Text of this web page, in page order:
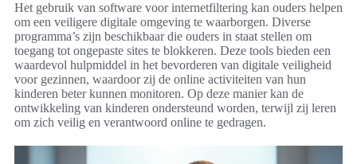
Het gebruik van software voor internetfiltering kan ouders helpen
om een veiligere digitale omgeving te waarborgen. Diverse
programma’s zijn beschikbaar die ouders in staat stellen om
toegang tot ongepaste sites te blokkeren. Deze tools bieden een
waardevol hulpmiddel in het bevorderen van digitale veiligheid
voor gezinnen, waardoor zij de online activiteiten van hun
kinderen beter kunnen monitoren. Op deze manier kan de
ontwikkeling van kinderen ondersteund worden, terwijl zij leren
om zich veilig en verantwoord online te gedragen.